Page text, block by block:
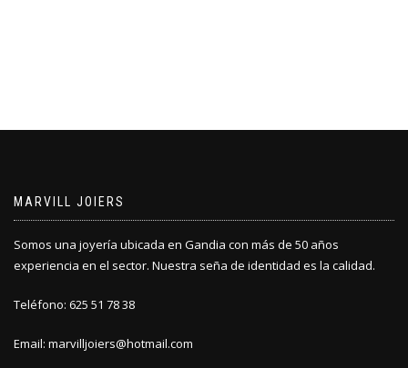
MARVILL JOIERS
Somos una joyería ubicada en Gandia con más de 50 años
experiencia en el sector. Nuestra seña de identidad es la calidad.
Teléfono: 625 51 78 38
Email: marvilljoiers@hotmail.com